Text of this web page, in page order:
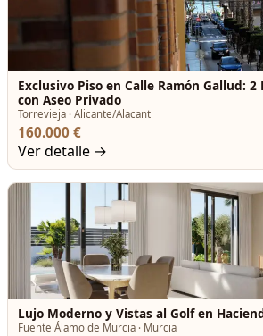
Exclusivo Piso en Calle Ramón Gallud: 2
con Aseo Privado
Torrevieja · Alicante/Alacant
160.000 €
Ver detalle →
Lujo Moderno y Vistas al Golf en
Fuente Álamo de Murcia · Murcia